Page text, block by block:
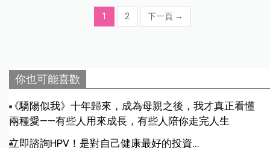
1 2 下一頁 →
你也可能喜歡
《驕陽似我》十年歸來，成為母親之後，我才真正看懂
兩種愛——有些人用來成長，有些人陪你走完人生
立即諮詢HPV！是對自己健康最好的投資...